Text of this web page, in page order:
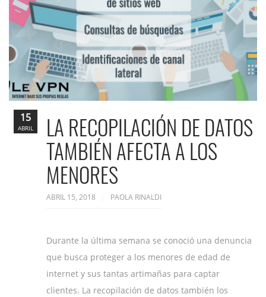
LA RECOPILACIÓN DE DATOS
TAMBIÉN AFECTA A LOS
MENORES
ABRIL 15, 2018 PAOLA RINALDI
Durante la última semana se conoció una denuncia
que busca proteger a los menores de edad de
internet y sus tantas artimañas para captar
clientes. La recopilación de datos también los
15
ABRIL